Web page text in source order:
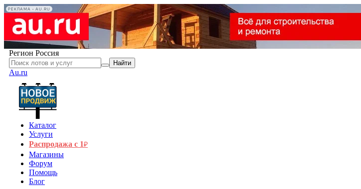
РЕКЛАМА • AU.RU
Регион Россия
Найти
Au.ru
Каталог
Услуги
Распродажа с 1₽
Магазины
Форум
Помощь
Блог